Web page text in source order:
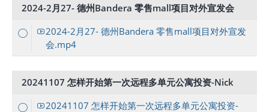
2024-2月27- 德州Bandera 零售mall项目对外宣发会
2024-2月27- 德州Bandera 零售mall项目对外宣发
会.mp4
20241107 怎样开始第一次远程多单元公寓投资-Nick
20241107 怎样开始第一次远程多单元公寓投资-